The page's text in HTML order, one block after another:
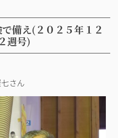
備え(２０２５年１２
週号)
さん